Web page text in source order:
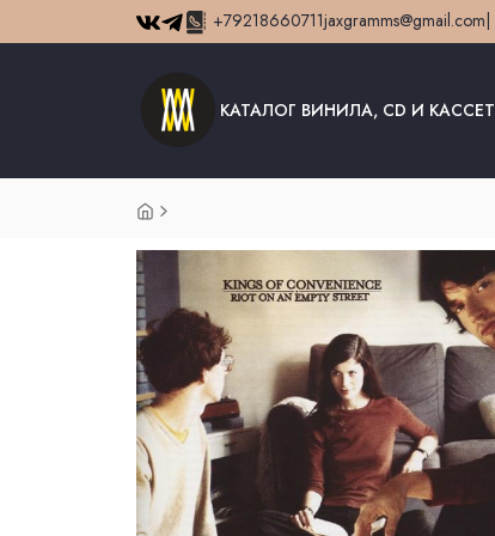
+79218660711jaxgramms@gmail.com
КАТАЛОГ ВИНИЛА, CD И КАССЕТ